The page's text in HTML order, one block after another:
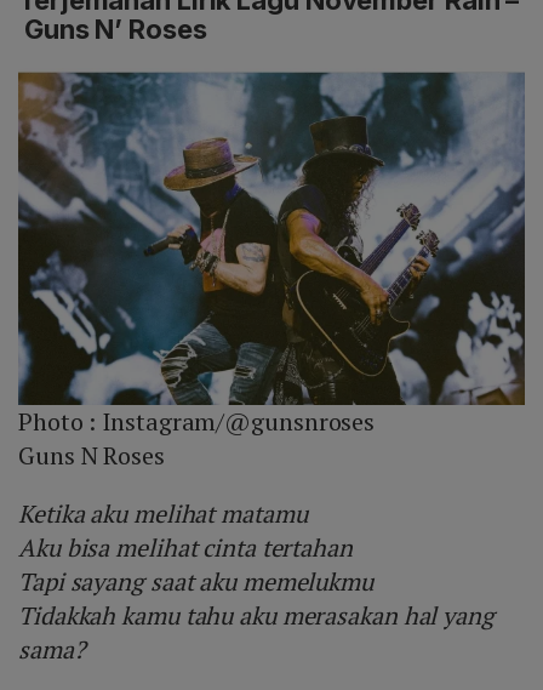
Guns N’ Roses
Photo : Instagram/@gunsnroses
Guns N Roses
Ketika aku melihat matamu
Aku bisa melihat cinta tertahan
Tapi sayang saat aku memelukmu
Tidakkah kamu tahu aku merasakan hal yang
sama?